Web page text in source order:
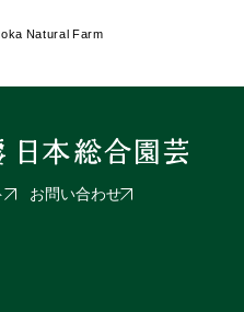
Natural Farm
お問い合わせ